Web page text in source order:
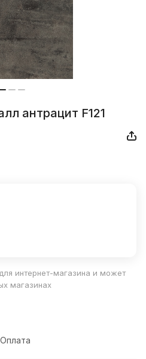
антрацит F121
интернет-магазина и может
магазинах
Оплата